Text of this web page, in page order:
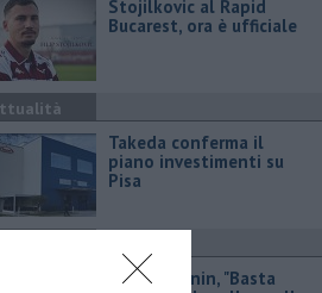
Stojilkovic al Rapid
Bucarest, ora è ufficiale
Takeda conferma il
piano investimenti su
Pisa
Piazza Manin, "Basta